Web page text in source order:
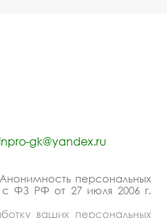
gk@yandex.ru
персональных
с ФЗ РФ от 27 июля 2006 г.
ваших персональных